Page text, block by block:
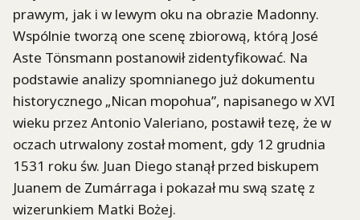
prawym, jak i w lewym oku na obrazie Madonny.
Wspólnie tworzą one scenę zbiorową, którą José
Aste Tönsmann postanowił zidentyfikować. Na
podstawie analizy spomnianego już dokumentu
historycznego „Nican mopohua”, napisanego w XVI
wieku przez Antonio Valeriano, postawił tezę, że w
oczach utrwalony został moment, gdy 12 grudnia
1531 roku św. Juan Diego stanął przed biskupem
Juanem de Zumárraga i pokazał mu swą szatę z
wizerunkiem Matki Bożej.